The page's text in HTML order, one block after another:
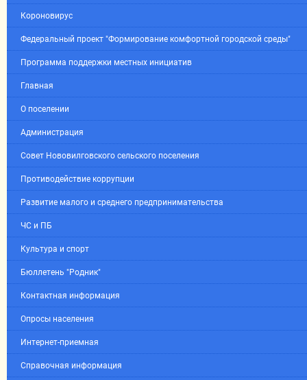
Короновирус
Федеральный проект "Формирование комфортной городской среды"
Программа поддержки местных инициатив
Главная
О поселении
Администрация
Совет Нововилговского сельского поселения
Противодействие коррупции
Развитие малого и среднего предпринимательства
ЧС и ПБ
Культура и спорт
Бюллетень "Родник"
Контактная информация
Опросы населения
Интернет-приемная
Справочная информация